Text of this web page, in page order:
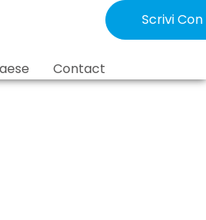
Scrivi Con
Contact